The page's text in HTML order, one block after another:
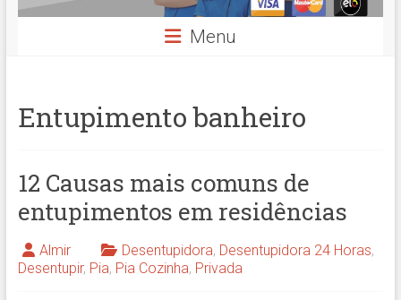
Menu
Entupimento banheiro
12 Causas mais comuns de
entupimentos em residências
Almir Desentupidora, Desentupidora 24 Horas,
Desentupir, Pia, Pia Cozinha, Privada